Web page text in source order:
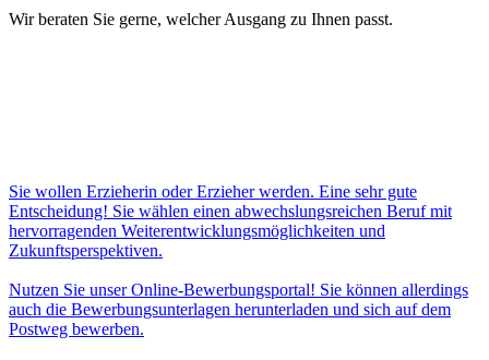
Wir beraten Sie gerne, welcher Ausgang zu Ihnen passt.
Sie wollen Erzieherin oder Erzieher werden. Eine sehr gute
Entscheidung! Sie wählen einen abwechslungsreichen Beruf mit
hervorragenden Weiterentwicklungsmöglichkeiten und
Zukunftsperspektiven.
Nutzen Sie unser Online-Bewerbungsportal! Sie können allerdings
auch die Bewerbungsunterlagen herunterladen und sich auf dem
Postweg bewerben.